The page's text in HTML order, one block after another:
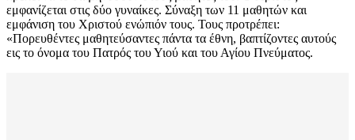
εμφανίζεται στις δύο γυναίκες. Σύναξη των 11 μαθητών και
εμφάνιση του Χριστού ενώπιόν τους. Τους προτρέπει:
«Πορευθέντες μαθητεύσαντες πάντα τα έθνη, βαπτίζοντες αυτούς
εις το όνομα του Πατρός του Υιού και του Αγίου Πνεύματος.